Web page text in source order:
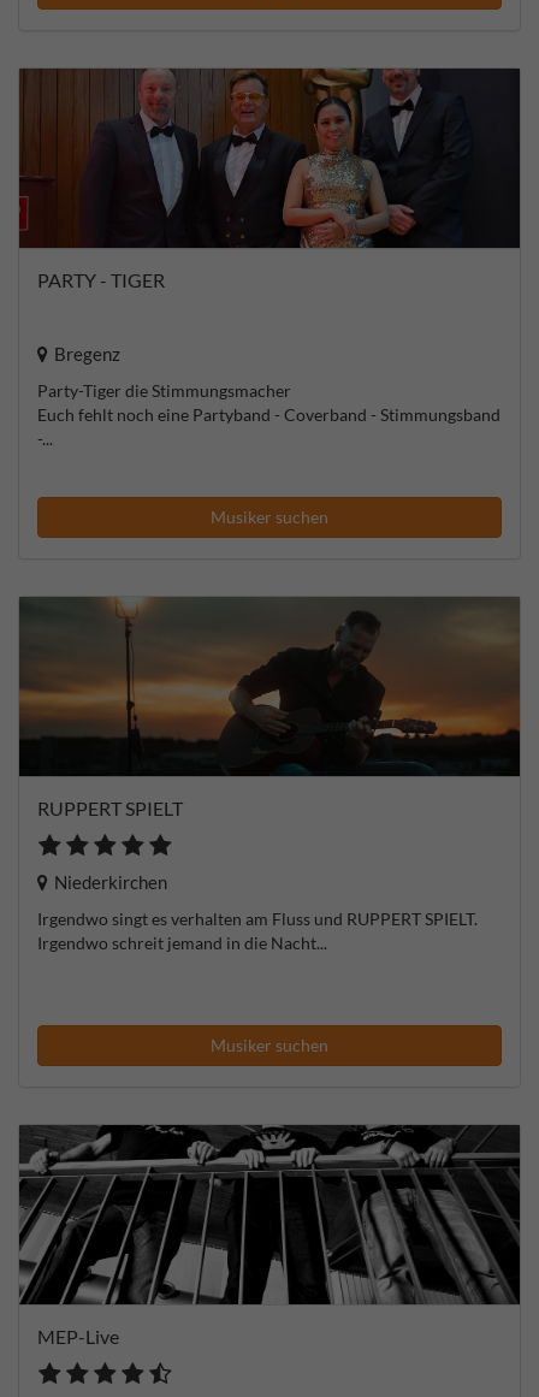
PARTY - TIGER
Bregenz
Party-Tiger die Stimmungsmacher
Euch fehlt noch eine Partyband - Coverband - Stimmungsband
-...
Musiker suchen
RUPPERT SPIELT
Niederkirchen
Irgendwo singt es verhalten am Fluss und RUPPERT SPIELT.
Irgendwo schreit jemand in die Nacht...
Musiker suchen
MEP-Live